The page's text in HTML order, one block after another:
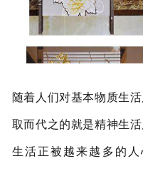
随着人们对基本物质生
取而代之的就是精神生
生活正被越来越多的人